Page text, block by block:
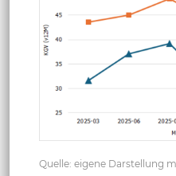
Quelle: eigene Darstellung